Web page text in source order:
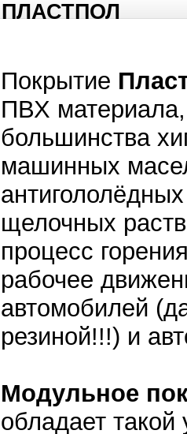
ПЛАСТПОЛ
Покрытие
ПВХ материала,
большинства
машинных
щелочных
процесс
рабочее
автомобилей
резиной!!!) и
Модульное
обладает